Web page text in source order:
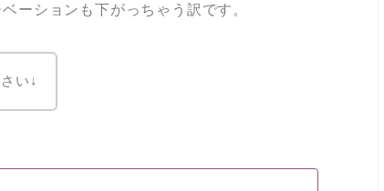
ーションも下がっちゃう訳です。
い↓